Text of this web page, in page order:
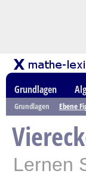
Grundlagen
Grundlagen Ebene
Lernen